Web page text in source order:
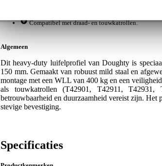
Compatibel met draad- en touwkatrollen.
Algemeen
Dit heavy-duty luifelprofiel van Doughty is
150 mm. Gemaakt van robuust mild staal en
montage met een WLL van 400 kg en een
als touwkatrollen (T42901, T42911, T42931,
betrouwbaarheid en duurzaamheid vereist zijn.
stevige bevestiging.
Specificaties